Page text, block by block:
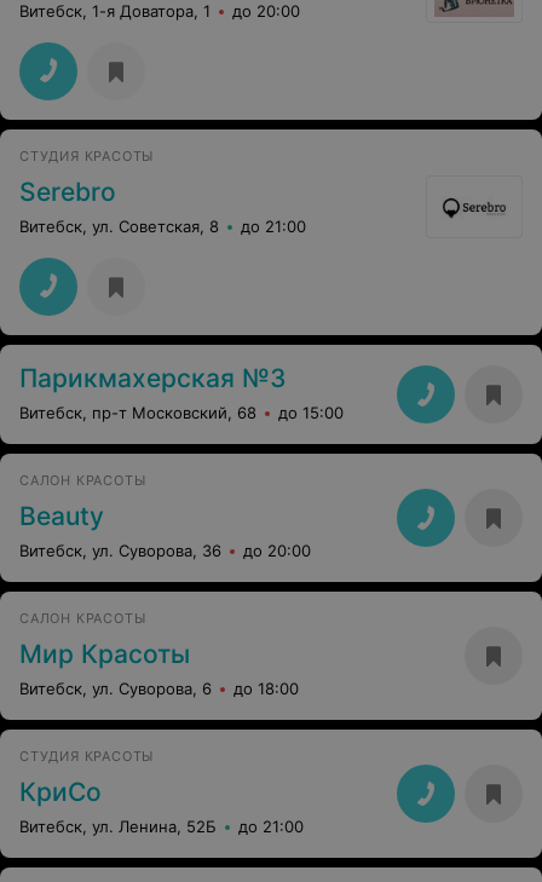
Витебск, 1-я Доватора, 1 до 20:00
СТУДИЯ КРАСОТЫ
Serebro
Витебск, ул. Советская, 8 до 21:00
Парикмахерская №3
Витебск, пр-т Московский, 68 до 15:00
САЛОН КРАСОТЫ
Beauty
Витебск, ул. Суворова, 36 до 20:00
САЛОН КРАСОТЫ
Мир Красоты
Витебск, ул. Суворова, 6 до 18:00
СТУДИЯ КРАСОТЫ
КриСо
Витебск, ул. Ленина, 52Б до 21:00